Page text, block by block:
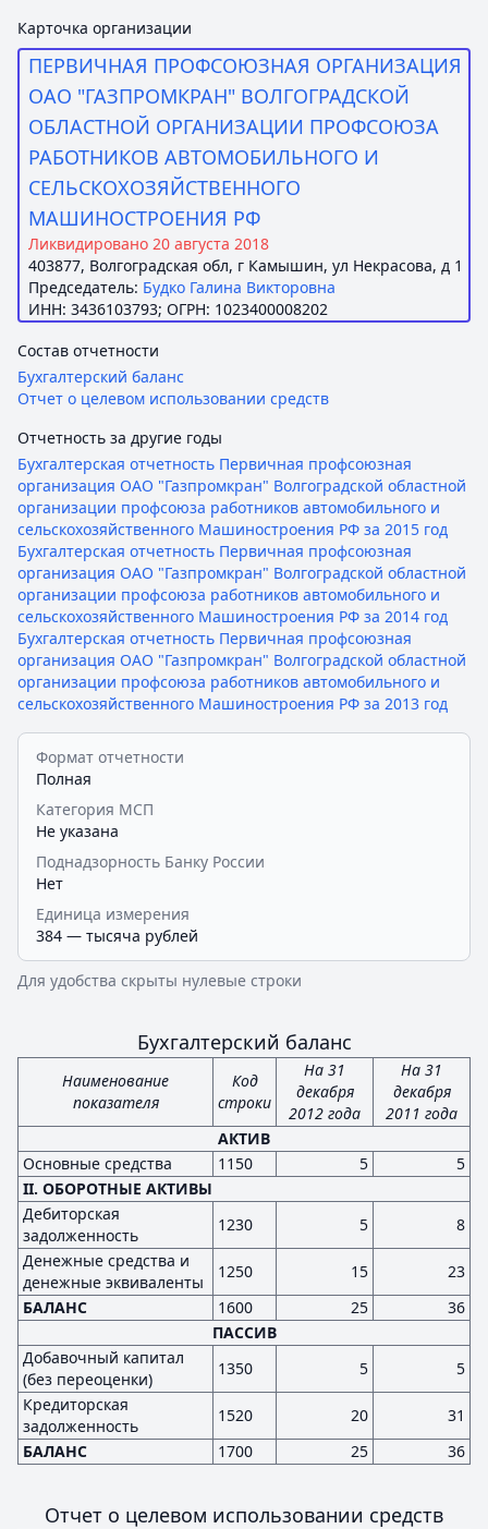
Карточка организации
ПЕРВИЧНАЯ ПРОФСОЮЗНАЯ ОРГАНИЗАЦИЯ
ОАО "ГАЗПРОМКРАН" ВОЛГОГРАДСКОЙ
ОБЛАСТНОЙ ОРГАНИЗАЦИИ ПРОФСОЮЗА
РАБОТНИКОВ АВТОМОБИЛЬНОГО И
СЕЛЬСКОХОЗЯЙСТВЕННОГО
МАШИНОСТРОЕНИЯ РФ
Ликвидировано 20 августа 2018
403877, Волгоградская обл, г Камышин, ул Некрасова, д 1
Председатель: Будко Галина Викторовна
ИНН: 3436103793; ОГРН: 1023400008202
Состав отчетности
Бухгалтерский баланс
Отчет о целевом использовании средств
Отчетность за другие годы
Бухгалтерская отчетность Первичная профсоюзная
организация ОАО "Газпромкран" Волгоградской областной
организации профсоюза работников автомобильного и
сельскохозяйственного Машиностроения РФ за 2015 год
Бухгалтерская отчетность Первичная профсоюзная
организация ОАО "Газпромкран" Волгоградской областной
организации профсоюза работников автомобильного и
сельскохозяйственного Машиностроения РФ за 2014 год
Бухгалтерская отчетность Первичная профсоюзная
организация ОАО "Газпромкран" Волгоградской областной
организации профсоюза работников автомобильного и
сельскохозяйственного Машиностроения РФ за 2013 год
Формат отчетности
Полная
Категория МСП
Не указана
Поднадзорность Банку России
Нет
Единица измерения
384 — тысяча рублей
Для удобства скрыты нулевые строки
Бухгалтерский баланс
Наименование
показателя
Код
строки
На 31
декабря
2012 года
На 31
декабря
2011 года
АКТИВ
Основные средства
1150 5
5
II. ОБОРОТНЫЕ АКТИВЫ
Дебиторская
задолженность
1230 5
8
Денежные средства и
денежные эквиваленты
1250 15
23
БАЛАНС
1600 25
36
ПАССИВ
Добавочный капитал
(без переоценки)
1350 5
5
Кредиторская
задолженность
1520 20
31
БАЛАНС
1700 25 36
Отчет о целевом использовании средств